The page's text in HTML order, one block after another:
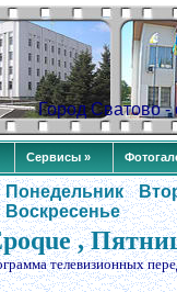
Город Сватово
Сервисы »
Понедельник
Воскресенье
,
телевизионных